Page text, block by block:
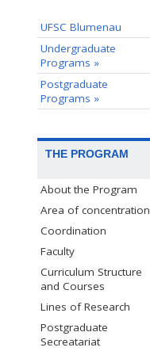
UFSC Blumenau
Undergraduate
Programs »
Postgraduate
Programs »
THE PROGRAM
About the Program
Area of concentration
Coordination
Faculty
Curriculum Structure
and Courses
Lines of Research
Postgraduate
Secreatariat